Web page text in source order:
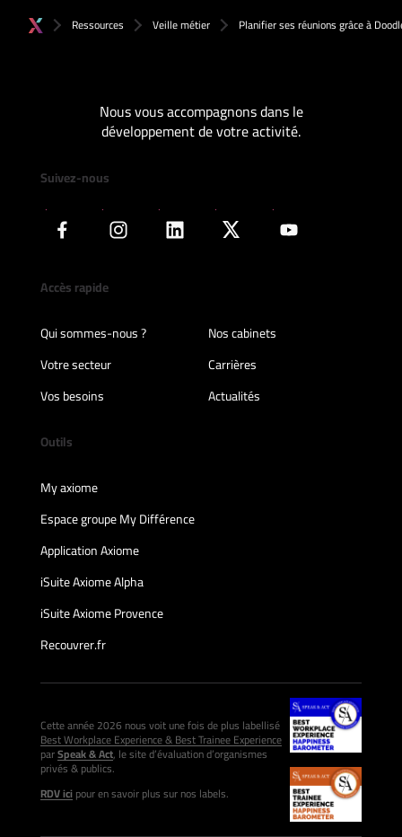
Ressources Veille métier Planifier ses réunions grâce à
Nous vous accompagnons dans le
développement de votre activité.
Suivez-nous
Accès rapide
Qui sommes-nous ?
Nos cabinets
Votre secteur
Carrières
Vos besoins
Actualités
Outils
My axiome
Espace groupe My Différence
Application Axiome
iSuite Axiome Alpha
iSuite Axiome Provence
Recouvrer.fr
Cette année 2026 nous voit une fois de plus labellisé
Best Workplace Experience & Best Trainee Experience
parSpeak & Act, le site d’évaluation d’organismes
privés & publics.
RDV icipour en savoir plus sur nos labels.